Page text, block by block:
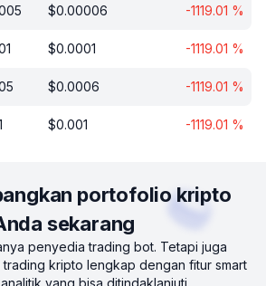
$0.00006 -1119.01 %
$0.0001 -1119.01 %
$0.0006 -1119.01 %
$0.001 -1119.01 %
portofolio kripto
sekarang
penyedia trading bot. Tetapi juga
kripto lengkap dengan fitur smart
yang bisa ditindaklanjuti.